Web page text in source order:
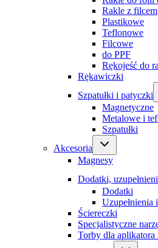
Rakle z filcem
Plastikowe
Teflonowe
Filcowe
do PPF
Rękojeść do
Rękawiczki
Szpatułki i patyczki
Magnetyczne
Metalowe i
Szpatułki
Akcesoria
Magnesy
Dodatki,
Dodatki
Uzupełnienia
Ściereczki
Specjalistyczne
Torby dla aplikatora